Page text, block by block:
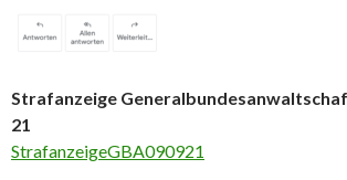
Strafanzeige
21
StrafanzeigeGBA090921